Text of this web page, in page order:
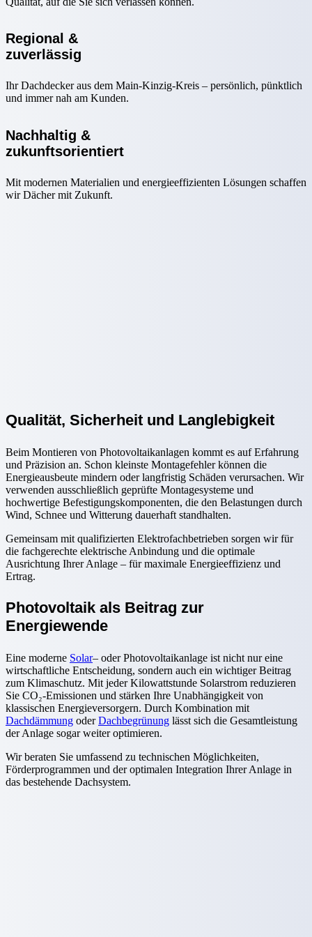
Regional &
zuverlässig
Ihr Dachdecker aus dem Main-Kinzig-Kreis – persönlich, pünktlich
und immer nah am Kunden.
Nachhaltig &
zukunftsorientiert
Mit modernen Materialien und energieeffizienten Lösungen schaffen
wir Dächer mit Zukunft.
Qualität, Sicherheit und Langlebigkeit
Beim Montieren von Photovoltaikanlagen kommt es auf Erfahrung
und Präzision an. Schon kleinste Montagefehler können die
Energieausbeute mindern oder langfristig Schäden verursachen. Wir
verwenden ausschließlich geprüfte Montagesysteme und
hochwertige Befestigungskomponenten, die den Belastungen durch
Wind, Schnee und Witterung dauerhaft standhalten.
Gemeinsam mit qualifizierten Elektrofachbetrieben sorgen wir für
die fachgerechte elektrische Anbindung und die optimale
Ausrichtung Ihrer Anlage – für maximale Energieeffizienz und
Ertrag.
Photovoltaik als Beitrag zur
Energiewende
Eine moderne Solar– oder Photovoltaikanlage ist nicht nur eine
wirtschaftliche Entscheidung, sondern auch ein wichtiger Beitrag
zum Klimaschutz. Mit jeder Kilowattstunde Solarstrom reduzieren
Sie CO₂-Emissionen und stärken Ihre Unabhängigkeit von
klassischen Energieversorgern. Durch Kombination mit
Dachdämmung oderDachbegrünung lässt sich die Gesamtleistung
der Anlage sogar weiter optimieren.
Wir beraten Sie umfassend zu technischen Möglichkeiten,
Förderprogrammen und der optimalen Integration Ihrer Anlage in
das bestehende Dachsystem.